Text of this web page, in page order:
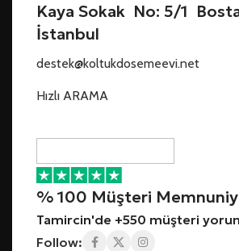
Kaya Sokak No: 5/1
İstanbul
destek@koltukdosemeevi.net
Hızlı ARAMA
% 100 Müşteri
Tamircin'de +550 müşteri
Follow: